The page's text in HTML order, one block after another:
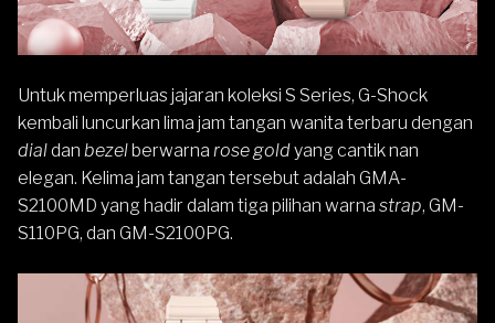
Untuk memperluas jajaran koleksi S Series, G-Shock
kembali luncurkan lima jam tangan wanita terbaru dengan
dialdan bezelberwarna rose goldyang cantik nan
elegan. Kelima jam tangan tersebut adalah GMA-
S2100MD yang hadir dalam tiga pilihan warna strap, GM-
S110PG, dan GM-S2100PG.